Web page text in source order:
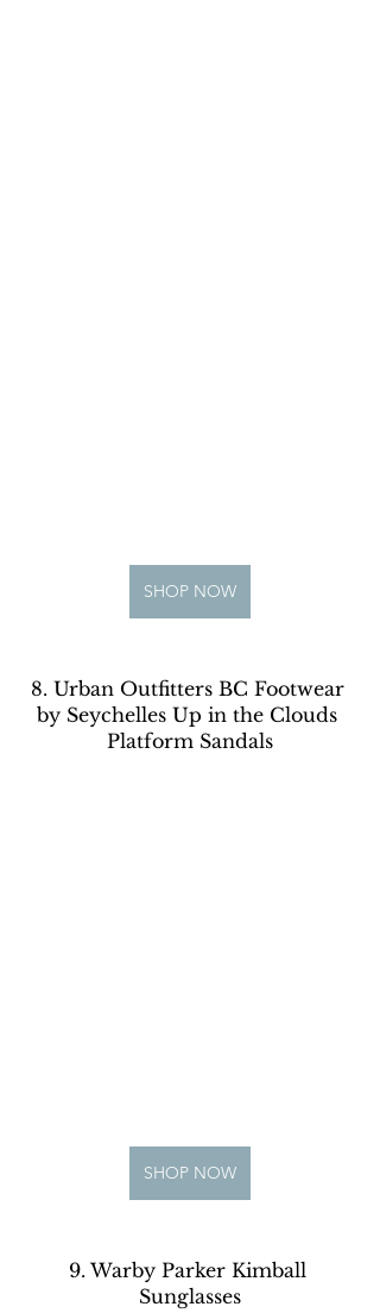
SHOP NOW
8. Urban Outfitters BC Footwear
by Seychelles Up in the Clouds
Platform Sandals
SHOP NOW
9. Warby Parker Kimball
Sunglasses